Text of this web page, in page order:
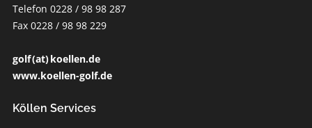
Telefon 0228 / 98 98 287
Fax 0228 / 98 98 229
golf (at) koellen.de
www.koellen-golf.de
Köllen Services